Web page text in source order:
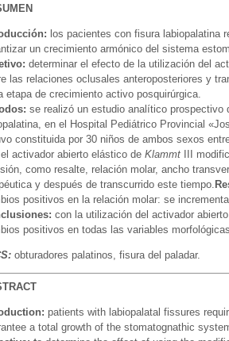
los pacientes con fisura labiopalatina
un crecimiento armónico del sistema
determinar el efecto de la utilización del
las relaciones oclusales anteroposteriores y
etapa de crecimiento activo posquirúrgica.
se realizó un estudio analítico
en el Hospital Pediátrico Provincial
constituida por 30 niños de ambos sexos
activador abierto elástico de Klammt III
como resalte, relación molar, ancho
y después de transcurrido este tiempo.
positivos en la relación molar: se
con la utilización del activador
positivos en todas las variables
obturadores palatinos, fisura del paladar.
patients with labiopalatal fissures
a total growth of the stomatognathic